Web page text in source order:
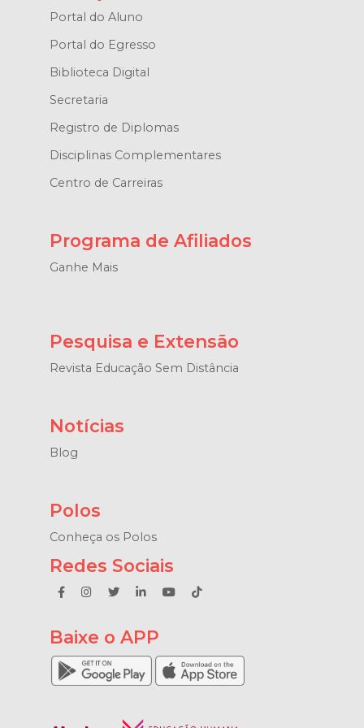
Portal do Aluno
Portal do Egresso
Biblioteca Digital
Secretaria
Registro de Diplomas
Disciplinas Complementares
Centro de Carreiras
Programa de Afiliados
Ganhe Mais
Pesquisa e Extensão
Revista Educação Sem Distância
Notícias
Blog
Polos
Conheça os Polos
Redes Sociais
Baixe o APP